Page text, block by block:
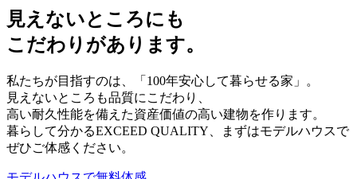
見えないところにも
こだわり があります。
私たちが目指すのは、「100年安心して暮らせる家」。
見えないところも品質にこだわり、
高い耐久性能を備えた資産価値の高い建物を作ります。
暮らして分かるEXCEED QUALITY、まずはモデルハウスで
ぜひご体感ください。